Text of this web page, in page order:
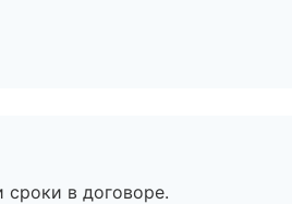
в договоре.